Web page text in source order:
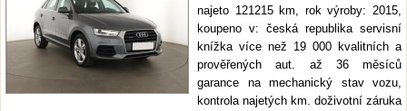
najeto 121215 km, rok výroby: 2015,
koupeno v: česká republika servisní
knížka více než 19 000 kvalitních a
prověřených aut. až 36 měsíců
garance na mechanický stav vozu,
kontrola najetých km. doživotní záruka